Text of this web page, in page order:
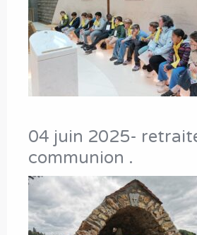
04 juin 2025-
communion .